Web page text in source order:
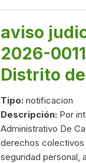
aviso
2026-
Distrito
Tipo: notificacion
Descripción: Por
Administrativo De
derechos colectivos
seguridad personal,